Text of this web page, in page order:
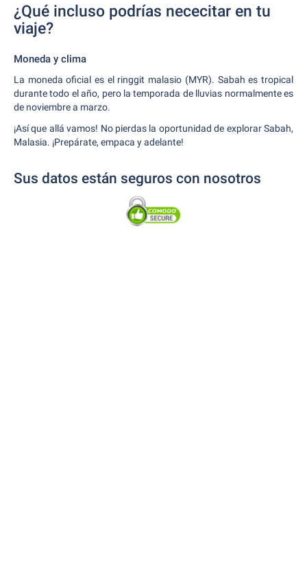
¿Qué incluso podrías nececitar en tu
viaje?
Moneda y clima
La moneda oficial es el ringgit malasio (MYR). Sabah es tropical
durante todo el año, pero la temporada de lluvias normalmente es
de noviembre a marzo.
¡Así que allá vamos! No pierdas la oportunidad de explorar Sabah,
Malasia. ¡Prepárate, empaca y adelante!
Sus datos están seguros con nosotros